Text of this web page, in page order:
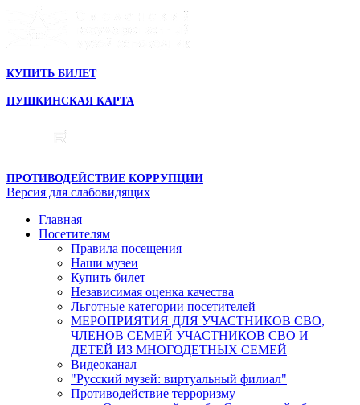
КУПИТЬ БИЛЕТ
ПУШКИНСКАЯ КАРТА
ПРОТИВОДЕЙСТВИЕ КОРРУПЦИИ
Версия для слабовидящих
Главная
Посетителям
Правила посещения
Наши музеи
Купить билет
Независимая оценка качества
Льготные категории посетителей
МЕРОПРИЯТИЯ ДЛЯ УЧАСТНИКОВ СВО,
ЧЛЕНОВ СЕМЕЙ УЧАСТНИКОВ СВО И
ДЕТЕЙ ИЗ МНОГОДЕТНЫХ СЕМЕЙ
Видеоканал
"Русский музей: виртуальный филиал"
Противодействие терроризму